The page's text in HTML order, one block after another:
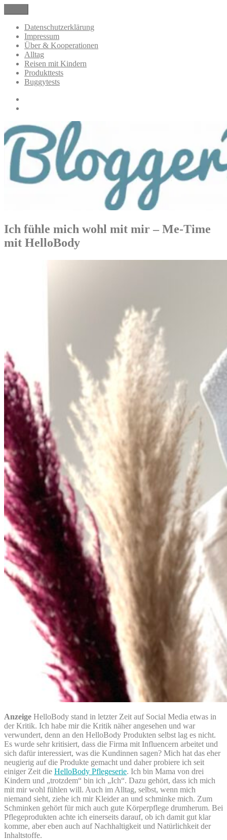
Inhalt
springen
BloggerMumOf3Boys Mamablog
Mamablog über das Leben mit drei Kindern mit Produkttests und
Alltagsthemen
Datenschutzerklärung
Impressum
Über & Kooperationen
Alltag
Reisen mit Kindern
Produkttests
Buggytests
Ich fühle mich wohl mit mir – Me-Time
mit HelloBody
Anzeige HelloBody stand in letzter Zeit auf Social Media etwas in
der Kritik. Ich habe mir die Kritik näher angesehen und war
verwundert, denn an den HelloBody Produkten selbst lag es nicht.
Es wurde sehr kritisiert, dass die Firma mit Influencern arbeitet und
sich dafür interessiert, was die Kundinnen sagen? Mich hat das eher
neugierig auf die Produkte gemacht und daher probiere ich seit
einiger Zeit die HelloBody Pflegeserie. Ich bin Mama von drei
Kindern und „trotzdem“ bin ich „Ich“. Dazu gehört, dass ich mich
mit mir wohl fühlen will. Auch im Alltag, selbst, wenn mich
niemand sieht, ziehe ich mir Kleider an und schminke mich. Zum
Schminken gehört für mich auch gute Körperpflege drumherum. Bei
Pflegeprodukten achte ich einerseits darauf, ob ich damit gut klar
komme, aber eben auch auf Nachhaltigkeit und Natürlichkeit der
Inhaltstoffe.